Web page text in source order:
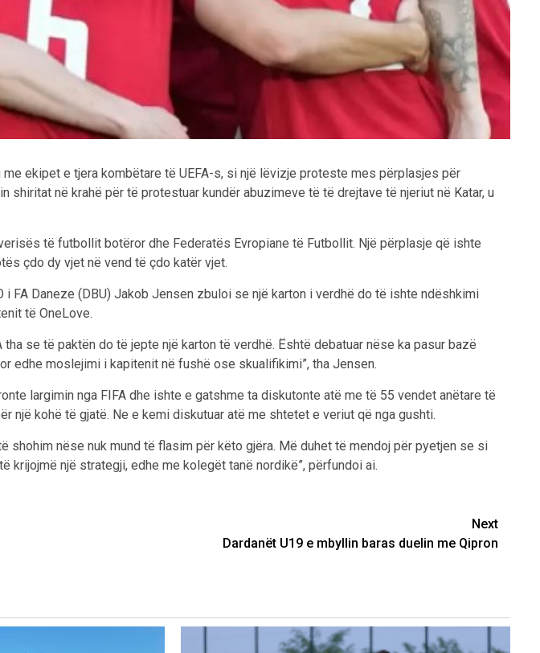
ekipet e tjera kombëtare të UEFA-s, si një lëvizje proteste mes përplasjes për
në krahë për të protestuar kundër abuzimeve të të drejtave të njeriut në Katar, u
të futbollit botëror dhe Federatës Evropiane të Futbollit. Një përplasje që ishte
çdo dy vjet në vend të çdo katër vjet.
FA Daneze (DBU) Jakob Jensen zbuloi se një karton i verdhë do të ishte ndëshkimi
të OneLove.
se të paktën do të jepte një karton të verdhë. Është debatuar nëse ka pasur bazë
edhe moslejimi i kapitenit në fushë ose skualifikimi”, tha Jensen.
largimin nga FIFA dhe ishte e gatshme ta diskutonte atë me të 55 vendet anëtare të
një kohë të gjatë. Ne e kemi diskutuar atë me shtetet e veriut që nga gushti.
nëse nuk mund të flasim për këto gjëra. Më duhet të mendoj për pyetjen se si
krijojmë një strategji, edhe me kolegët tanë nordikë”, përfundoi ai.
Next
Dardanët U19 e mbyllin baras duelin me Qipron